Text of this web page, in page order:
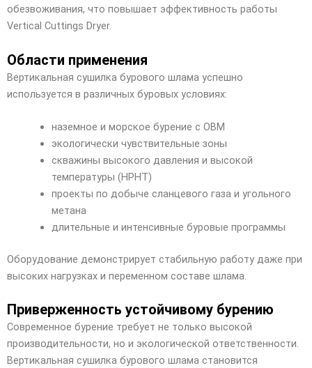
обезвоживания, что повышает эффективность работы
Vertical Cuttings Dryer.
Области применения
Вертикальная сушилка бурового шлама успешно
используется в различных буровых условиях:
наземное и морское бурение с OBM
экологически чувствительные зоны
скважины высокого давления и высокой
температуры (HPHT)
проекты по добыче сланцевого газа и угольного
метана
длительные и интенсивные буровые программы
Оборудование демонстрирует стабильную работу даже при
высоких нагрузках и переменном составе шлама.
Приверженность устойчивому бурению
Современное бурение требует не только высокой
производительности, но и экологической ответственности.
Вертикальная сушилка бурового шлама становится